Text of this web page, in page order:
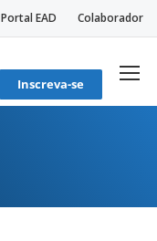
Portal EAD Colaborador
Inscreva-se